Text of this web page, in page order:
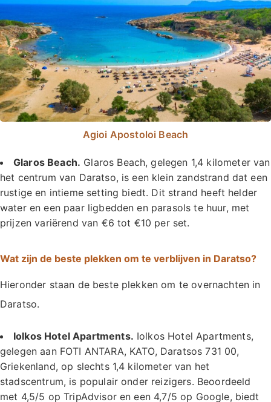
Agioi Apostoloi Beach
Glaros Beach. Glaros Beach, gelegen 1,4 kilometer van
het centrum van Daratso, is een klein zandstrand dat een
rustige en intieme setting biedt. Dit strand heeft helder
water en een paar ligbedden en parasols te huur, met
prijzen variërend van €6 tot €10 per set.
Wat zijn de beste plekken om te verblijven in Daratso?
Hieronder staan de beste plekken om te overnachten in
Daratso.
Iolkos Hotel Apartments. Iolkos Hotel Apartments,
gelegen aan FOTI ANTARA, KATO, Daratsos 731 00,
Griekenland, op slechts 1,4 kilometer van het
stadscentrum, is populair onder reizigers. Beoordeeld
met 4,5/5 op TripAdvisor en een 4,7/5 op Google, biedt